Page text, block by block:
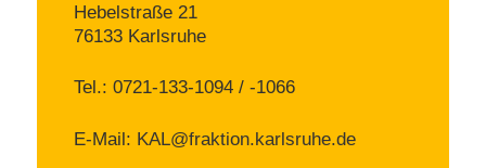
Hebelstraße 21
76133 Karlsruhe
Tel.: 0721-133-1094 / -1066
E-Mail: KAL@fraktion.karlsruhe.de